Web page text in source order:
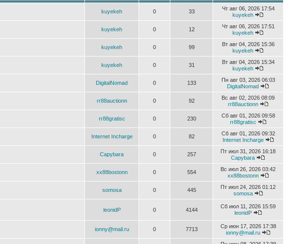
kuyekeh 0 33
Чт авг 06, 2026 17:54
kuyekeh
kuyekeh 0 12
Чт авг 06, 2026 17:51
kuyekeh
kuyekeh 0 99
Вт авг 04, 2026 15:36
kuyekeh
kuyekeh 0 31
Вт авг 04, 2026 15:34
kuyekeh
DigitalNomad 0 133
Пн авг 03, 2026 06:03
DigitalNomad
rr88auctionn 0 92
Вс авг 02, 2026 08:09
rr88auctionn
rr88gratisc 0 230
Сб авг 01, 2026 09:58
rr88gratisc
Internet Incharge 0 82
Сб авг 01, 2026 09:32
Internet Incharge
Capybara 0 257
Пт июл 31, 2026 16:18
Capybara
xx88bostonn 0 554
Вс июл 26, 2026 03:42
xx88bostonn
somosa 0 445
Пт июл 24, 2026 01:12
somosa
leonidP 0 4144
Сб июл 11, 2026 15:59
leonidP
ionny@mail.ru 0 7713
Ср июн 17, 2026 17:38
ionny@mail.ru